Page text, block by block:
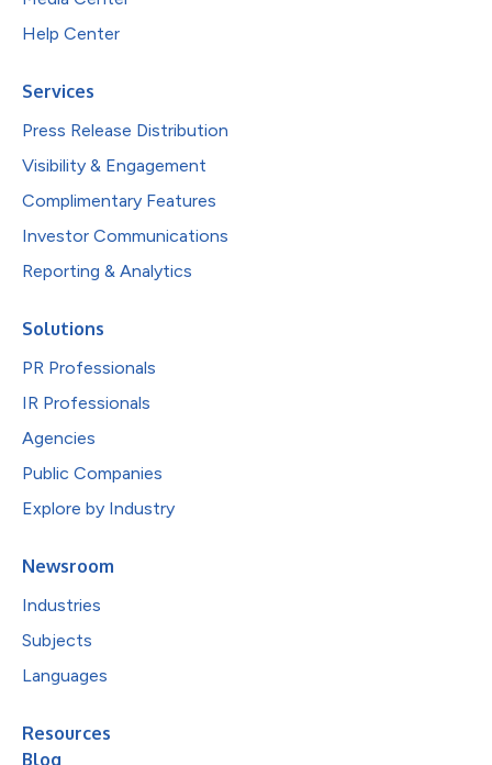
Help Center
Services
Press Release Distribution
Visibility & Engagement
Complimentary Features
Investor Communications
Reporting & Analytics
Solutions
PR Professionals
IR Professionals
Agencies
Public Companies
Explore by Industry
Newsroom
Industries
Subjects
Languages
Resources
Blog